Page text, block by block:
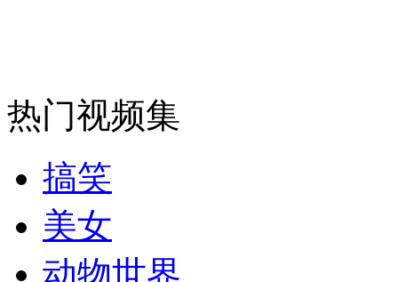
司机酒驾遇交警 急速倒车逃窜
热门视频集
搞笑
美女
动物世界